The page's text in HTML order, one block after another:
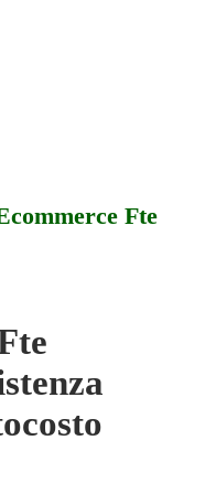
Fte
Fte - Sottocosto
Fte - Offerte